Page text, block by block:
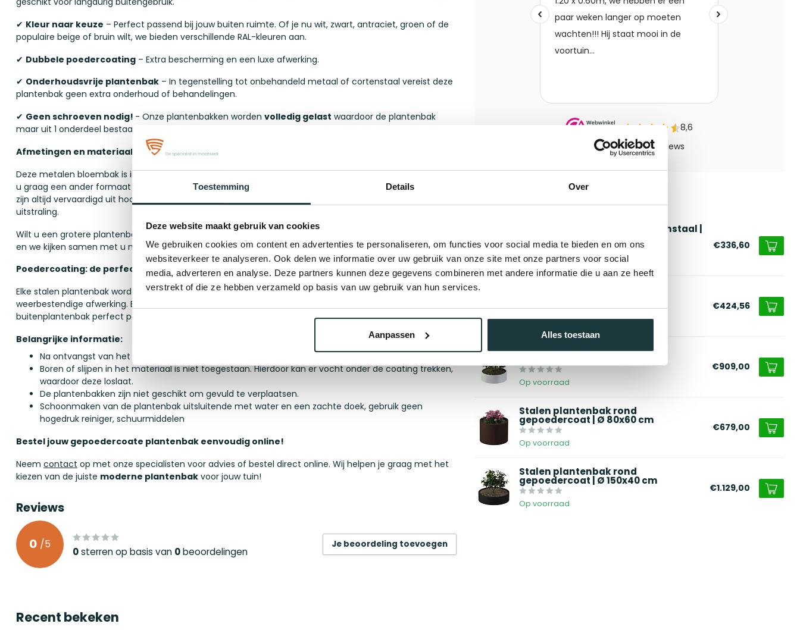
Toestemming Details Over
Deze website maakt gebruik van cookies
We gebruiken cookies om content en advertenties te personaliseren, om functies voor social media te bieden en om ons
websiteverkeer te analyseren. Ook delen we informatie over uw gebruik van onze site met onze partners voor social
media, adverteren en analyse. Deze partners kunnen deze gegevens combineren met andere informatie die u aan ze heeft
verstrekt of die ze hebben verzameld op basis van uw gebruik van hun services.
Aanpassen Alles toestaan
✔ Kleur naar keuze – Perfect passend bij jouw buiten ruimte. Of je nu wit, zwart, antraciet, groen of de
populaire beige of bruin wilt, we bieden verschillende RAL-kleuren aan.
✔ Dubbele poedercoating – Extra bescherming en een luxe afwerking.
✔ Onderhoudsvrije plantenbak – In tegenstelling tot onbehandeld metaal of cortenstaal vereist deze
plantenbak geen extra onderhoud of behandelingen.
✔ Geen schroeven nodig! - Onze plantenbakken worden volledig gelast waardoor de plantenbak
maar uit 1 onderdeel bestaat!
Afmetingen en materiaal
Deze metalen bloembak is in de maat Ø50 cm met een hoogte van 80 cm. De rand is 40 mm breed. Wilt
u graag een ander formaat kijk dan bij onze andere producten of bestel op maat! Onze plantenbakken
zijn altijd vervaardigd uit hoogwaardig 2 mm dik zincor metaal, wat zorgt voor extra stabiliteit en een luxe
uitstraling.
Wilt u een grotere plantenbak van misschien wel 3 meter? Neem dan contact op met onze specialisten
en we kijken samen met u naar een de mogelijkheden!
Poedercoating: de perfecte bescherming en kleurkeuze
Elke stalen plantenbak wordt voorzien van een 2-laagse poedercoating, wat zorgt voor een krasvaste, en
weerbestendige afwerking. Bovendien kun je kiezen uit verschillende RAL-kleuren, zodat jouw
buitenplantenbak perfect past bij je tuin of terras.
Belangrijke informatie:
Na ontvangst van het product dienen alle verpakkingsmaterialen meteen te worden verwijderd.
Boren of slijpen in het materiaal is niet toegestaan. Hierdoor kan er vocht onder de coating trekken,
waardoor deze loslaat.
De plantenbakken zijn niet geschikt om gevuld te verplaatsen.
Schoonmaken van de plantenbak uitsluitende met water en een zachte doek, gebruik geen
hogedruk reiniger, schuurmiddelen
Bestel jouw gepoedercoate plantenbak eenvoudig online!
Neem contact op met onze specialisten voor advies of bestel direct online. Wij helpen je graag met het
kiezen van de juiste moderne plantenbak voor jouw tuin!
Reviews
0 /5
0sterren op basis van 0beoordelingen
Je beoordeling toevoegen
Gerelateerde producten
Stalen plantenbak rond cortenstaal |
Op voorraad
€336,60
Op voorraad
€424,56
Stalen plantenbak rond
Op voorraad
€909,00
Stalen plantenbak rond
gepoedercoat | Ø 80x60 cm
Op voorraad
€679,00
Stalen plantenbak rond
gepoedercoat | Ø 150x40 cm
Op voorraad
€1.129,00
Recent bekeken